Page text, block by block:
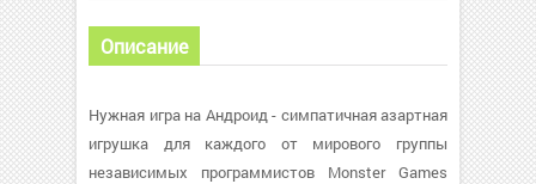
Описание
Нужная игра на Андроид - симпатичная азартная
игрушка для каждого от мирового группы
независимых программистов Monster Games